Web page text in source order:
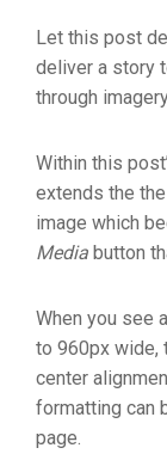
Let this post
deliver a story
through
Within this
extends the
image which
Media button
When you see
to 960px wide,
center
formatting can
page.